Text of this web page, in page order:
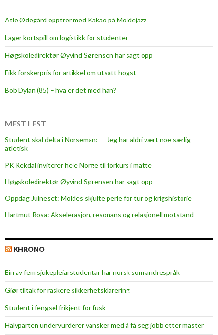
Atle Ødegård opptrer med Kakao på Moldejazz
Lager kortspill om logistikk for studenter
Høgskoledirektør Øyvind Sørensen har sagt opp
Fikk forskerpris for artikkel om utsatt hogst
Bob Dylan (85) – hva er det med han?
MEST LEST
Student skal delta i Norseman: — Jeg har aldri vært noe særlig
atletisk
PK Rekdal inviterer hele Norge til forkurs i matte
Høgskoledirektør Øyvind Sørensen har sagt opp
Oppdag Julneset: Moldes skjulte perle for tur og krigshistorie
Hartmut Rosa: Akselerasjon, resonans og relasjonell motstand
KHRONO
Ein av fem sjukepleiar­studentar har norsk som andrespråk
Gjør tiltak for raskere sikkerhets­klarering
Student i fengsel frikjent for fusk
Halvparten undervurderer vansker med å få seg jobb etter master